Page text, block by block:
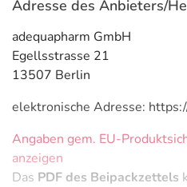
Adresse des Anbieters/
adequapharm GmbH
Egellsstrasse 21
13507 Berlin
elektronische Adresse:
Angaben gem. EU-
anzeigen
Das PDF des Beipackzettels